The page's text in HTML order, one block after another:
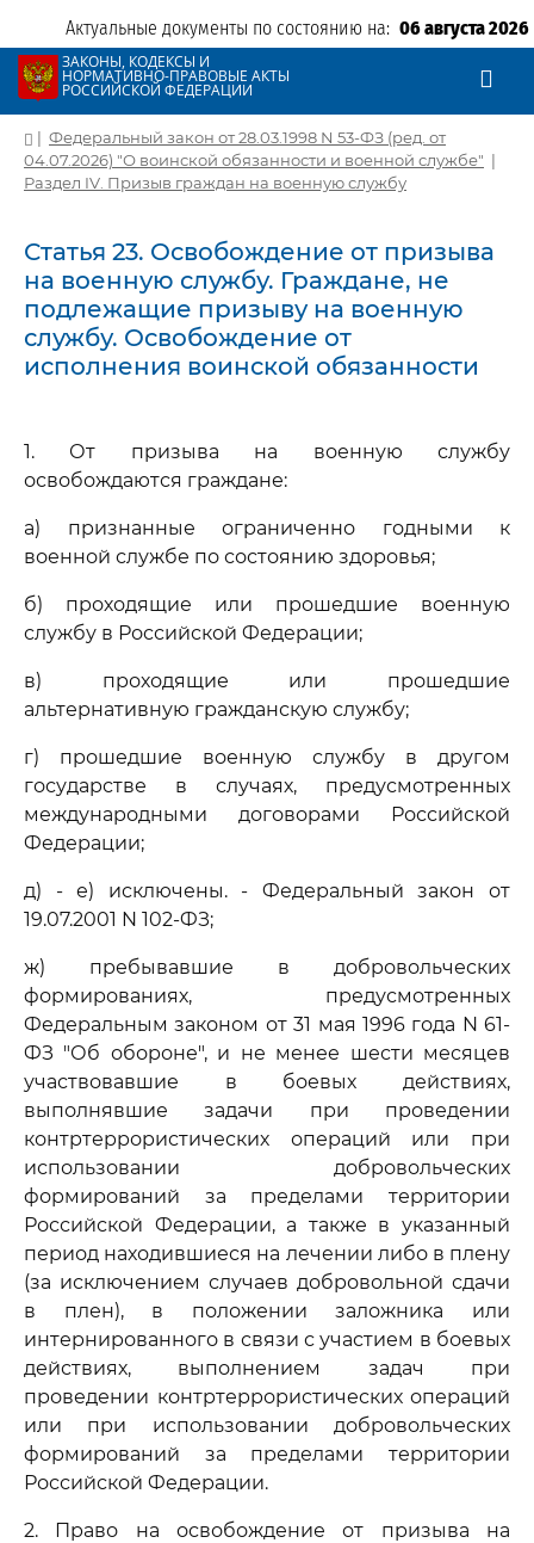
Актуальные документы по состоянию на: 06 августа 2026
ЗАКОНЫ, КОДЕКСЫ И
НОРМАТИВНО-ПРАВОВЫЕ АКТЫ
РОССИЙСКОЙ ФЕДЕРАЦИИ
| Федеральный закон от 28.03.1998 N 53-ФЗ (ред. от
04.07.2026) "О воинской обязанности и военной службе" |
Раздел IV. Призыв граждан на военную службу
Статья 23. Освобождение от призыва
на военную службу. Граждане, не
подлежащие призыву на военную
службу. Освобождение от
исполнения воинской обязанности
1. От призыва на военную службу
освобождаются граждане:
а) признанные ограниченно годными к
военной службе по состоянию здоровья;
б) проходящие или прошедшие военную
службу в Российской Федерации;
в) проходящие или прошедшие
альтернативную гражданскую службу;
г) прошедшие военную службу в другом
государстве в случаях, предусмотренных
международными договорами Российской
Федерации;
д) - е) исключены. - Федеральный закон от
19.07.2001 N 102-ФЗ;
ж) пребывавшие в добровольческих
формированиях, предусмотренных
Федеральным законом от 31 мая 1996 года N 61-
ФЗ "Об обороне", и не менее шести месяцев
участвовавшие в боевых действиях,
выполнявшие задачи при проведении
контртеррористических операций или при
использовании добровольческих
формирований за пределами территории
Российской Федерации, а также в указанный
период находившиеся на лечении либо в плену
(за исключением случаев добровольной сдачи
в плен), в положении заложника или
интернированного в связи с участием в боевых
действиях, выполнением задач при
проведении контртеррористических операций
или при использовании добровольческих
формирований за пределами территории
Российской Федерации.
2. Право на освобождение от призыва на